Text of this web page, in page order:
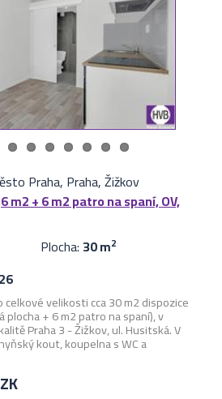
Praha, Praha, Žižkov
m2 + 6 m2 patro na spaní, OV,
Plocha: 30 m2
velikosti cca 30 m2 dispozice
plocha + 6 m2 patro na spaní), v
Praha 3 - Žižkov, ul. Husitská. V
kout, koupelna s WC a